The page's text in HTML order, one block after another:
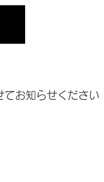
てお知らせください